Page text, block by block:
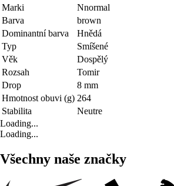
Marki
Nnormal
Barva
brown
Dominantní barva
Hnědá
Typ
Smíšené
Věk
Dospělý
Rozsah
Tomir
Drop
8 mm
Hmotnost obuvi (g) 264
Stabilita
Neutre
Loading...
Loading...
Všechny naše značky